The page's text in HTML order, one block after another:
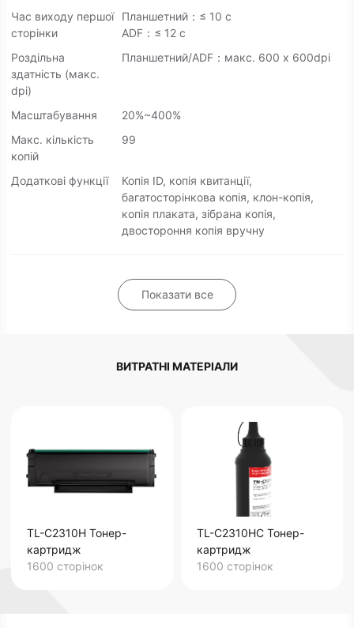
Час виходу першої
сторінки
Планшетний：≤ 10 с
ADF：≤ 12 с
Роздільна
здатність (макс.
dpi)
Планшетний/ADF：макс. 600 x 600dpi
Масштабування
20%~400%
Макс. кількість
копій
99
Додаткові функції
Копія ID, копія квитанції,
багатосторінкова копія, клон-копія,
копія плаката, зібрана копія,
двостороння копія вручну
Показати все
ВИТРАТНІ МАТЕРІАЛИ
TL-C2310H Тонер-
картридж
1600 сторінок
TL-C2310HC Тонер-
картридж
1600 сторінок